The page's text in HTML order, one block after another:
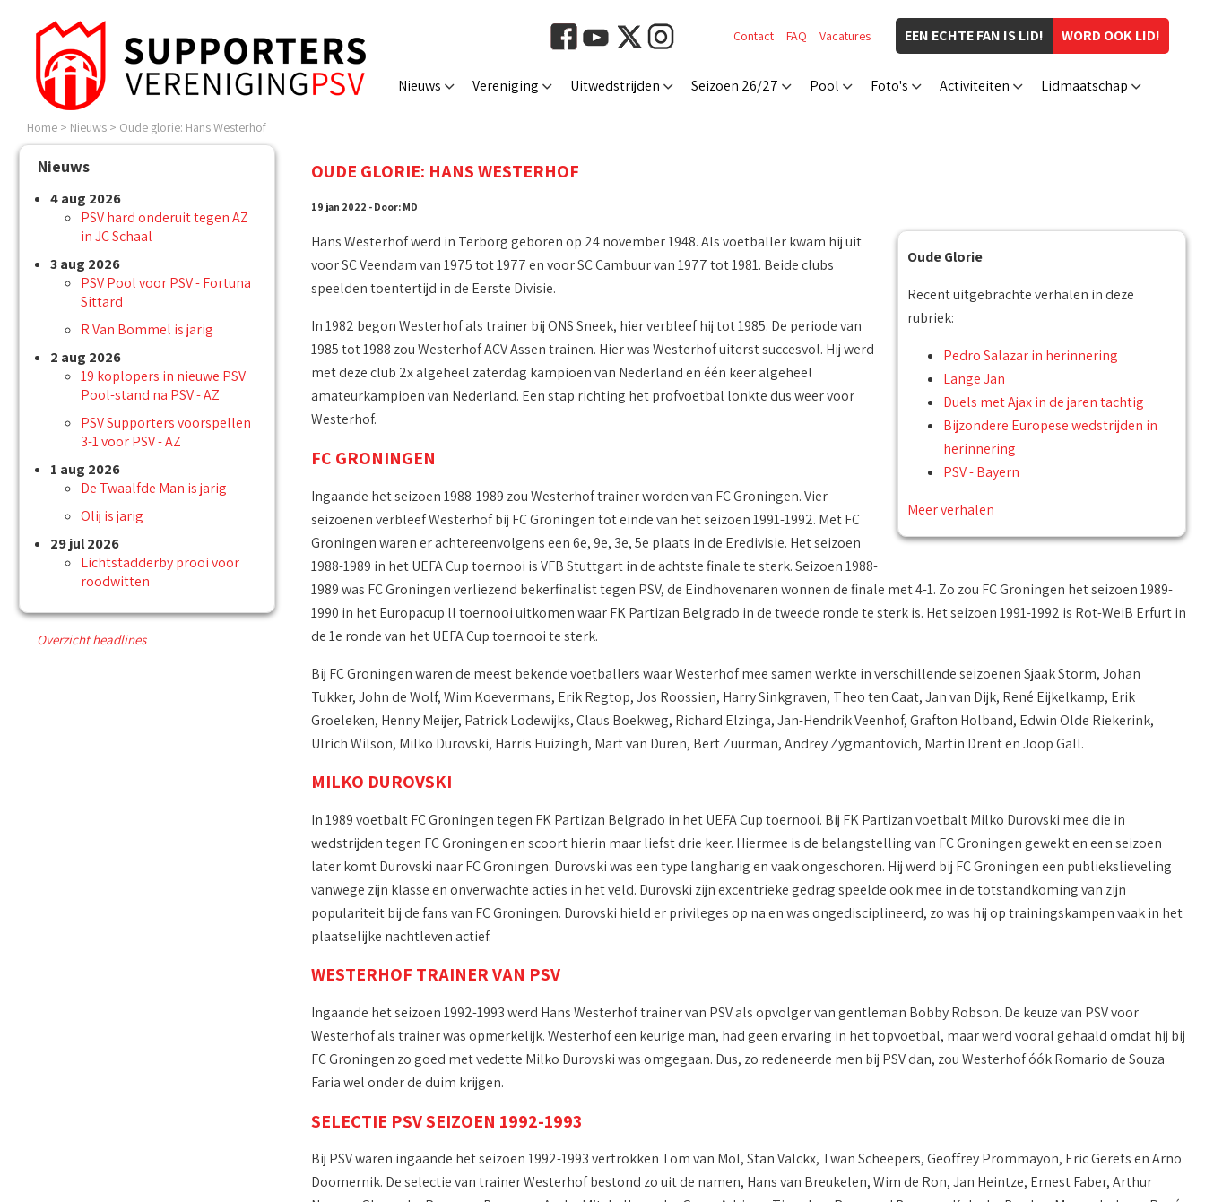
WORD OOK LID!
EEN ECHTE FAN IS LID!
Contact FAQ Vacatures
Nieuws Vereniging Uitwedstrijden Seizoen 26/27 Pool Foto's Activiteiten Lidmaatschap
Home > Nieuws > Oude glorie: Hans Westerhof
Nieuws
4 aug 2026
PSV hard onderuit tegen AZ
in JC Schaal
3 aug 2026
PSV Pool voor PSV - Fortuna
Sittard
R Van Bommel is jarig
2 aug 2026
19 koplopers in nieuwe PSV
Pool-stand na PSV - AZ
PSV Supporters voorspellen
3-1 voor PSV - AZ
1 aug 2026
De Twaalfde Man is jarig
Olij is jarig
29 jul 2026
Lichtstadderby prooi voor
roodwitten
Overzicht headlines
OUDE GLORIE: HANS WESTERHOF
19 jan 2022 - Door: MD
Oude Glorie
Recent uitgebrachte verhalen in deze
rubriek:
Pedro Salazar in herinnering
Lange Jan
Duels met Ajax in de jaren tachtig
Bijzondere Europese wedstrijden in
herinnering
PSV - Bayern
Meer verhalen
Hans Westerhof werd in Terborg geboren op 24 november 1948. Als voetballer kwam hij uit
voor SC Veendam van 1975 tot 1977 en voor SC Cambuur van 1977 tot 1981. Beide clubs
speelden toentertijd in de Eerste Divisie.
In 1982 begon Westerhof als trainer bij ONS Sneek, hier verbleef hij tot 1985. De periode van
1985 tot 1988 zou Westerhof ACV Assen trainen. Hier was Westerhof uiterst succesvol. Hij werd
met deze club 2x algeheel zaterdag kampioen van Nederland en één keer algeheel
amateurkampioen van Nederland. Een stap richting het profvoetbal lonkte dus weer voor
Westerhof.
FC GRONINGEN
Ingaande het seizoen 1988-1989 zou Westerhof trainer worden van FC Groningen. Vier
seizoenen verbleef Westerhof bij FC Groningen tot einde van het seizoen 1991-1992. Met FC
Groningen waren er achtereenvolgens een 6e, 9e, 3e, 5e plaats in de Eredivisie. Het seizoen
1988-1989 in het UEFA Cup toernooi is VFB Stuttgart in de achtste finale te sterk. Seizoen 1988-
1989 was FC Groningen verliezend bekerfinalist tegen PSV, de Eindhovenaren wonnen de finale met 4-1. Zo zou FC Groningen het seizoen 1989-
1990 in het Europacup ll toernooi uitkomen waar FK Partizan Belgrado in de tweede ronde te sterk is. Het seizoen 1991-1992 is Rot-WeiB Erfurt in
de 1e ronde van het UEFA Cup toernooi te sterk.
Bij FC Groningen waren de meest bekende voetballers waar Westerhof mee samen werkte in verschillende seizoenen Sjaak Storm, Johan
Tukker, John de Wolf, Wim Koevermans, Erik Regtop, Jos Roossien, Harry Sinkgraven, Theo ten Caat, Jan van Dijk, René Eijkelkamp, Erik
Groeleken, Henny Meijer, Patrick Lodewijks, Claus Boekweg, Richard Elzinga, Jan-Hendrik Veenhof, Grafton Holband, Edwin Olde Riekerink,
Ulrich Wilson, Milko Durovski, Harris Huizingh, Mart van Duren, Bert Zuurman, Andrey Zygmantovich, Martin Drent en Joop Gall.
MILKO DUROVSKI
In 1989 voetbalt FC Groningen tegen FK Partizan Belgrado in het UEFA Cup toernooi. Bij FK Partizan voetbalt Milko Durovski mee die in
wedstrijden tegen FC Groningen en scoort hierin maar liefst drie keer. Hiermee is de belangstelling van FC Groningen gewekt en een seizoen
later komt Durovski naar FC Groningen. Durovski was een type langharig en vaak ongeschoren. Hij werd bij FC Groningen een publiekslieveling
vanwege zijn klasse en onverwachte acties in het veld. Durovski zijn excentrieke gedrag speelde ook mee in de totstandkoming van zijn
populariteit bij de fans van FC Groningen. Durovski hield er privileges op na en was ongedisciplineerd, zo was hij op trainingskampen vaak in het
plaatselijke nachtleven actief.
WESTERHOF TRAINER VAN PSV
Ingaande het seizoen 1992-1993 werd Hans Westerhof trainer van PSV als opvolger van gentleman Bobby Robson. De keuze van PSV voor
Westerhof als trainer was opmerkelijk. Westerhof een keurige man, had geen ervaring in het topvoetbal, maar werd vooral gehaald omdat hij bij
FC Groningen zo goed met vedette Milko Durovski was omgegaan. Dus, zo redeneerde men bij PSV dan, zou Westerhof óók Romario de Souza
Faria wel onder de duim krijgen.
SELECTIE PSV SEIZOEN 1992-1993
Bij PSV waren ingaande het seizoen 1992-1993 vertrokken Tom van Mol, Stan Valckx, Twan Scheepers, Geoffrey Prommayon, Eric Gerets en Arno
Doomernik. De selectie van trainer Westerhof bestond zo uit de namen, Hans van Breukelen, Wim de Ron, Jan Heintze, Ernest Faber, Arthur